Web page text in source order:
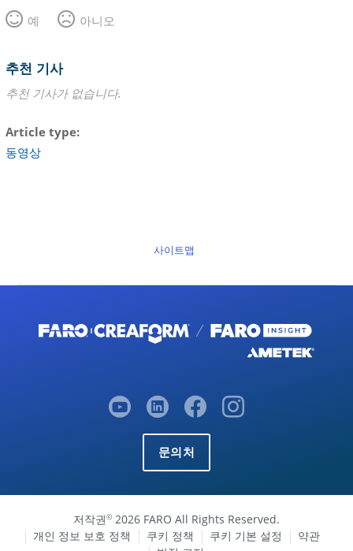
예
아니오
추천 기사
추천 기사가 없습니다.
Article type
동영상
사이트맵
문의처
저작권© 2026 FARO All Rights Reserved.
개인 정보 보호 정책
쿠키 정책 쿠키 기본 설정
약관